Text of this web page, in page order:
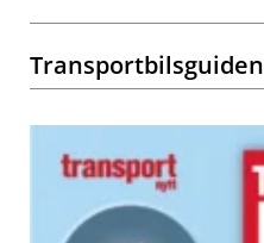
Transportbilsguiden